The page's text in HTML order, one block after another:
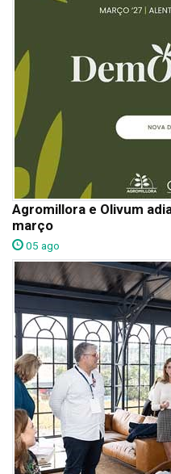
Agromillora e Olivum
março
05 ago